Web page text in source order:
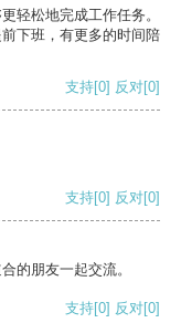
轻松地完成工作任务。
下班，有更多的时间陪
支持[0] 反对[0]
支持[0] 反对[0]
的朋友一起交流。
支持[0] 反对[0]